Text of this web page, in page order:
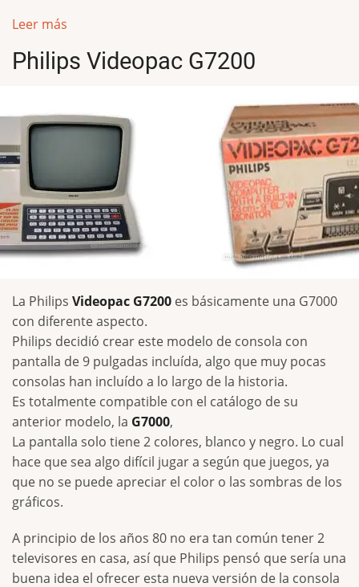
Leer más
Philips Videopac G7200
La Philips Videopac G7200 es básicamente una G7000
con diferente aspecto.
Philips decidió crear este modelo de consola con
pantalla de 9 pulgadas incluída, algo que muy pocas
consolas han incluído a lo largo de la historia.
Es totalmente compatible con el catálogo de su
anterior modelo, la G7000,
La pantalla solo tiene 2 colores, blanco y negro. Lo cual
hace que sea algo difícil jugar a según que juegos, ya
que no se puede apreciar el color o las sombras de los
gráficos.
A principio de los años 80 no era tan común tener 2
televisores en casa, así que Philips pensó que sería una
buena idea el ofrecer esta nueva versión de la consola